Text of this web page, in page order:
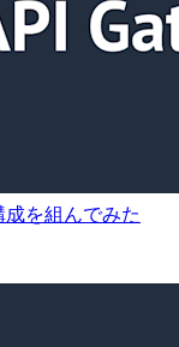
を組んでみた